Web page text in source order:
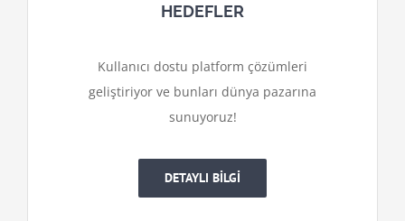
HEDEFLER
Kullanıcı dostu platform çözümleri
geliştiriyor ve bunları dünya pazarına
sunuyoruz!
DETAYLI BİLGİ